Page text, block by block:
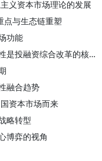
义资本市场理论的发展
点与生态链重塑
功能
张跃文：提高资本市场制度的包容性适应性是投融资综合改革的核心
融合趋势
资本市场而来
略转型
博弈的视角